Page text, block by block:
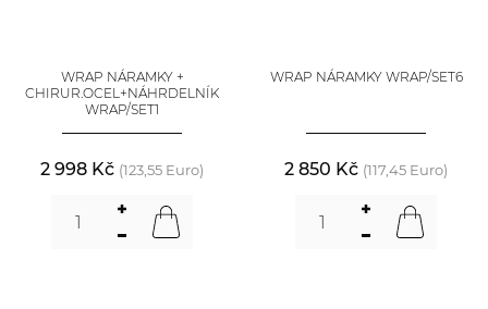
WRAP NÁRAMKY +
CHIRUR.OCEL+NÁHRDELNÍK
WRAP/SET1
2 998 Kč (123,55 Euro)
WRAP NÁRAMKY WRAP/SET6
2 850 Kč (117,45 Euro)